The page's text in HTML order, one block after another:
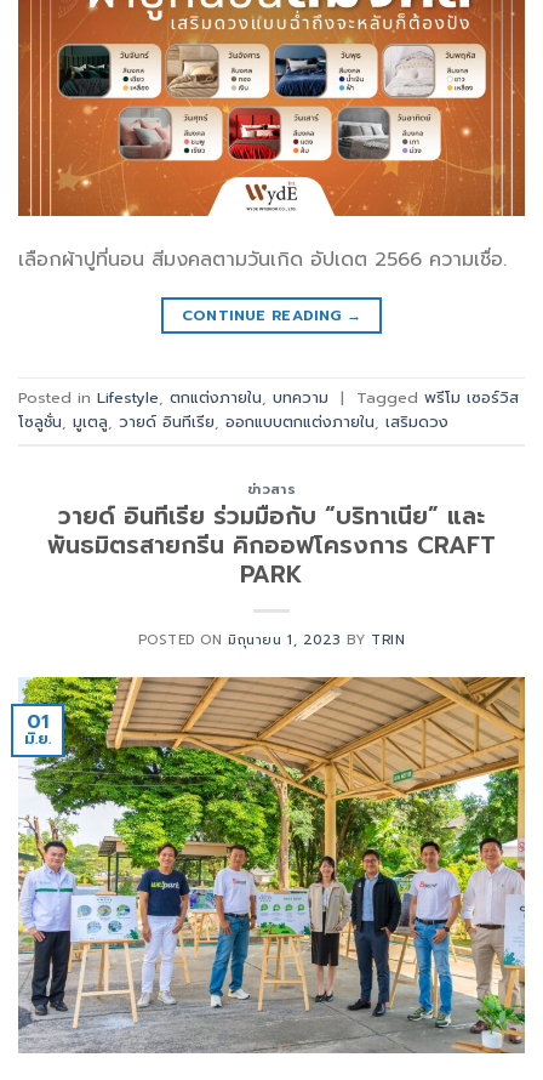
เลือกผ้าปูที่นอน สีมงคลตามวันเกิด อัปเดต 2566 ความเชื่อ.
CONTINUE READING →
Posted in Lifestyle, ตกแต่งภายใน, บทความ | Tagged พรีโม เซอร์วิส
โซลูชั่น, มูเตลู, วายด์ อินทีเรีย, ออกแบบตกแต่งภายใน, เสริมดวง
ข่าวสาร
วายด์ อินทีเรีย ร่วมมือกับ “บริทาเนีย” และ
พันธมิตรสายกรีน คิกออฟโครงการ CRAFT
PARK
POSTED ONมิถุนายน 1, 2023 BY TRIN
01
มิ.ย.